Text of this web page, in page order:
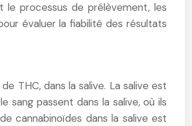
le processus de prélèvement, les
évaluer la fiabilité des résultats
THC, dans la salive. La salive est
sang passent dans la salive, où ils
cannabinoïdes dans la salive est